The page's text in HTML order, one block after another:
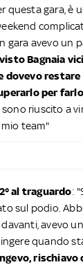
questa gara, è
gara avevo un
Bagnaia
dovevo
per
sono riuscito a
team"
al traguardo:
sul podio.
avevo
quando
rischiavo